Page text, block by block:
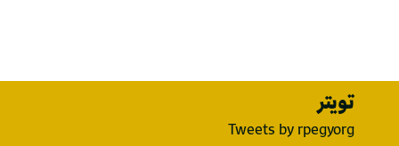
تويتر
Tweets by rpegyorg